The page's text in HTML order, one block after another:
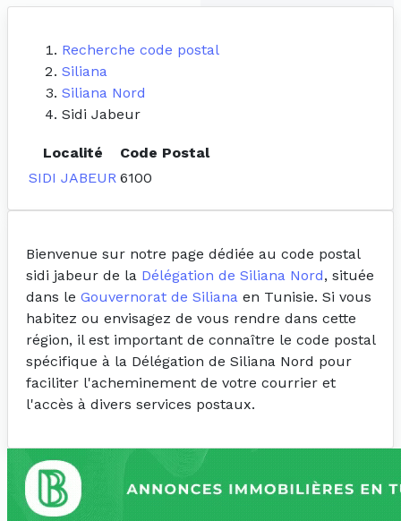
Recherche code postal
Siliana
Siliana Nord
Sidi Jabeur
Localité
Code Postal
SIDI JABEUR 6100
Bienvenue sur notre page dédiée au code postal
sidi jabeur de la Délégation de Siliana Nord, située
dans le Gouvernorat de Siliana en Tunisie. Si vous
habitez ou envisagez de vous rendre dans cette
région, il est important de connaître le code postal
spécifique à la Délégation de Siliana Nord pour
faciliter l'acheminement de votre courrier et
l'accès à divers services postaux.